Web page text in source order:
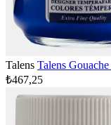
Talens Talens
₺467,25